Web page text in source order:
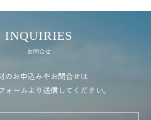
INQUIRIES
お問合せ
のお申込みやお問合せは
ォームより送信してください。